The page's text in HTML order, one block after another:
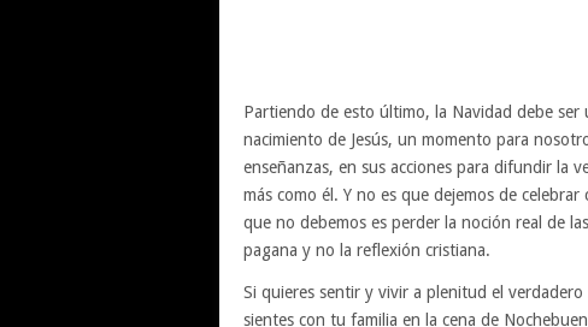
Partiendo de esto último, la Navidad debe
nacimiento de Jesús, un momento para
enseñanzas, en sus acciones para difundir la
más como él. Y no es que dejemos de
que no debemos es perder la noción real de
pagana y no la reflexión cristiana.
Si quieres sentir y vivir a plenitud el
sientes con tu familia en la cena de